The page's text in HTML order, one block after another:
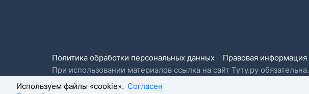
Политика обработки персональных данных
Правовая информация
При использовании материалов ссылка на сайт Туту.ру обязательна.
Используем файлы «cookie». Согласен